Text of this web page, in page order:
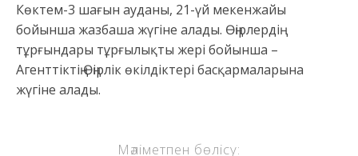
Көктем-3 шағын ауданы, 21-үй мекенжайы
бойынша жазбаша жүгіне алады. Өңірлердің
тұрғындары тұрғылықты жері бойынша –
Агенттіктің Өңірлік өкілдіктері басқармаларына
жүгіне алады.
Мәліметпен бөлісу: